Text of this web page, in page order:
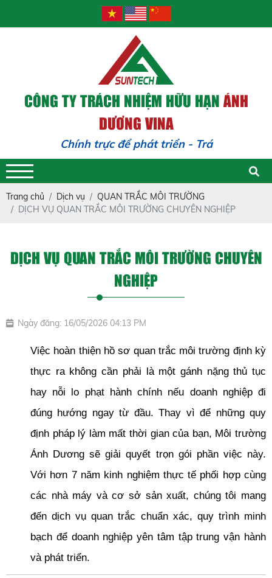
CÔNG TY TRÁCH NHIỆM HỮU HẠNÁNH
DƯƠNG VINA
Chính trực để phát triển - Trách nhiệm
Trang chủ Dịch vụ
QUAN TRẮC MÔI TRƯỜNG
DỊCH VỤ QUAN TRẮC MÔI TRƯỜNG CHUYÊN NGHIỆP
DỊCH VỤ QUAN TRẮC MÔI TRƯỜNG CHUYÊN
NGHIỆP
Ngày đăng: 16/05/2026 04:13 PM
Việc hoàn thiện hồ sơ quan trắc môi trường định kỳ
thực ra không cần phải là một gánh nặng thủ tục
hay nỗi lo phạt hành chính nếu doanh nghiệp đi
đúng hướng ngay từ đầu. Thay vì để những quy
định pháp lý làm mất thời gian của bạn, Môi trường
Ánh Dương sẽ giải quyết trọn gói phần việc này.
Với hơn 7 năm kinh nghiệm thực tế phối hợp cùng
các nhà máy và cơ sở sản xuất, chúng tôi mang
đến dịch vụ quan trắc chuẩn xác, quy trình minh
bạch để doanh nghiệp yên tâm tập trung vận hành
và phát triển.